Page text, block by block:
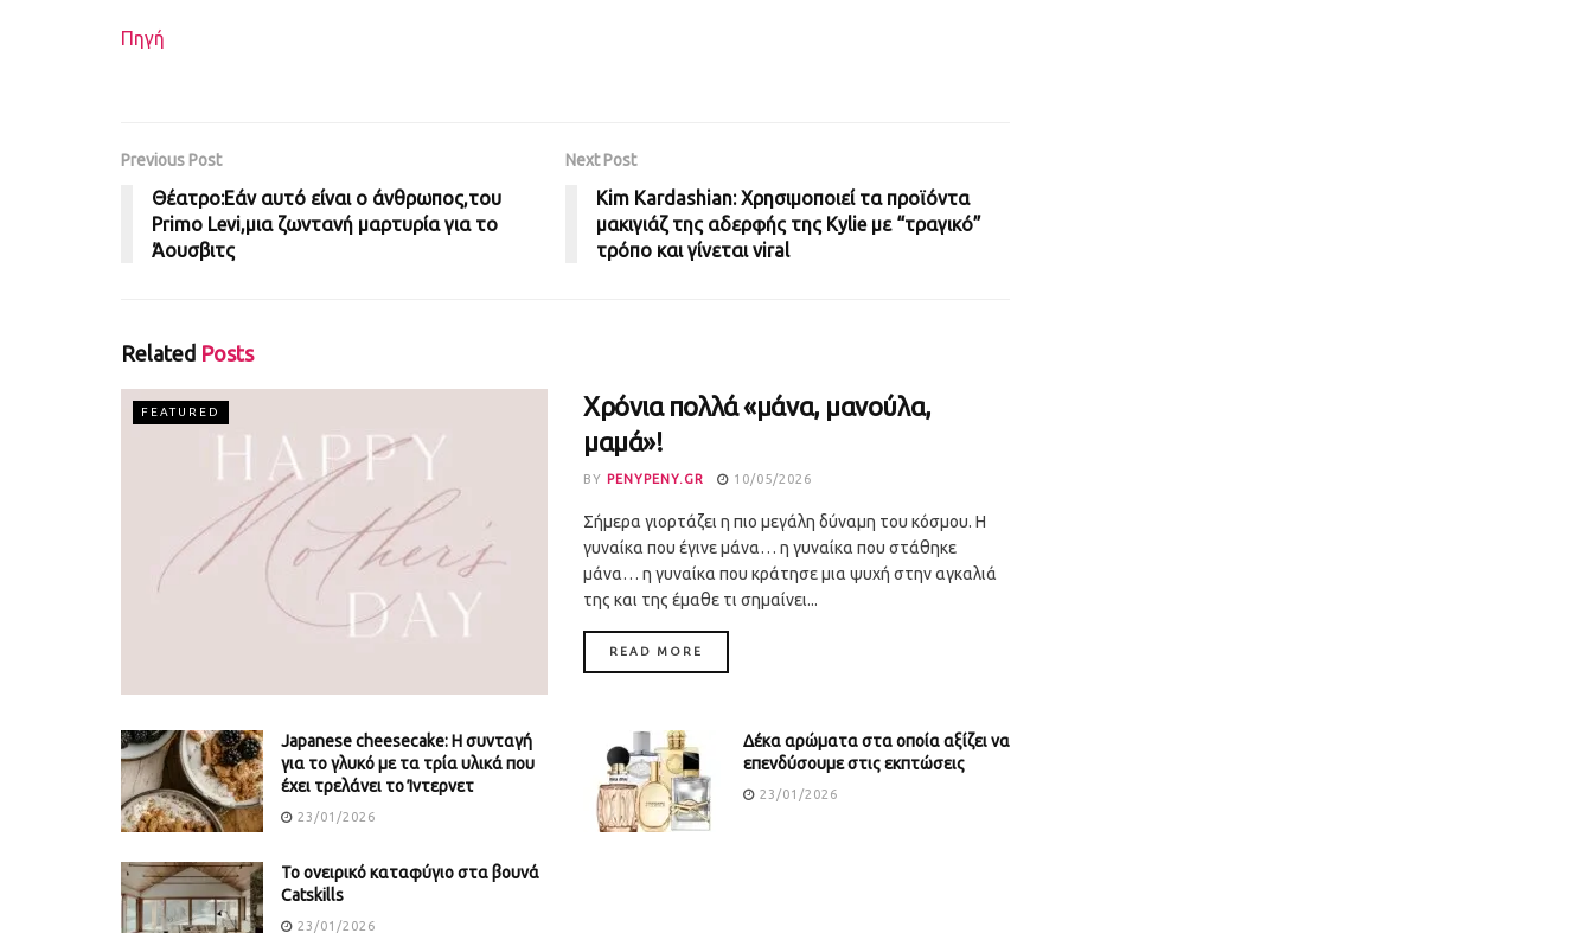
Πηγή
Previous Post
Θέατρο:Εάν αυτό είναι ο άνθρωπος,του
Primo Levi,μια ζωντανή μαρτυρία για το
Άουσβιτς
Next Post
Kim Kardashian: Χρησιμοποιεί τα προϊόντα
μακιγιάζ της αδερφής της Kylie με “τραγικό”
τρόπο και γίνεται viral
Related Posts
FEATURED
Χρόνια πολλά «μάνα, μανούλα,
μαμά»!
BY PENYPENY.GR 10/05/2026
Σήμερα γιορτάζει η πιο μεγάλη δύναμη του κόσμου. Η
γυναίκα που έγινε μάνα… η γυναίκα που στάθηκε
μάνα… η γυναίκα που κράτησε μια ψυχή στην αγκαλιά
της και της έμαθε τι σημαίνει...
READ MORE
Japanese cheesecake: Η συνταγή
για το γλυκό με τα τρία υλικά που
έχει τρελάνει το Ίντερνετ
23/01/2026
Δέκα αρώματα στα οποία αξίζει να
επενδύσουμε στις εκπτώσεις
23/01/2026
Το ονειρικό καταφύγιο στα βουνά
Catskills
23/01/2026